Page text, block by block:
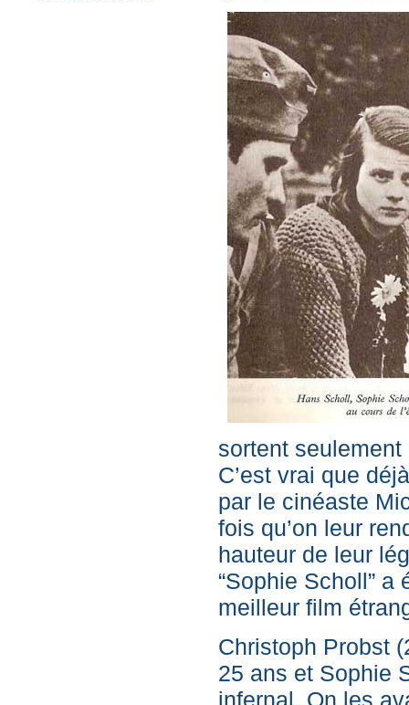
sortent seulement
C’est vrai que
par le cinéaste
fois qu’on leur
hauteur de leur
“Sophie Scholl” a
meilleur film
Christoph Probst
25 ans et Sophie
infernal. On les